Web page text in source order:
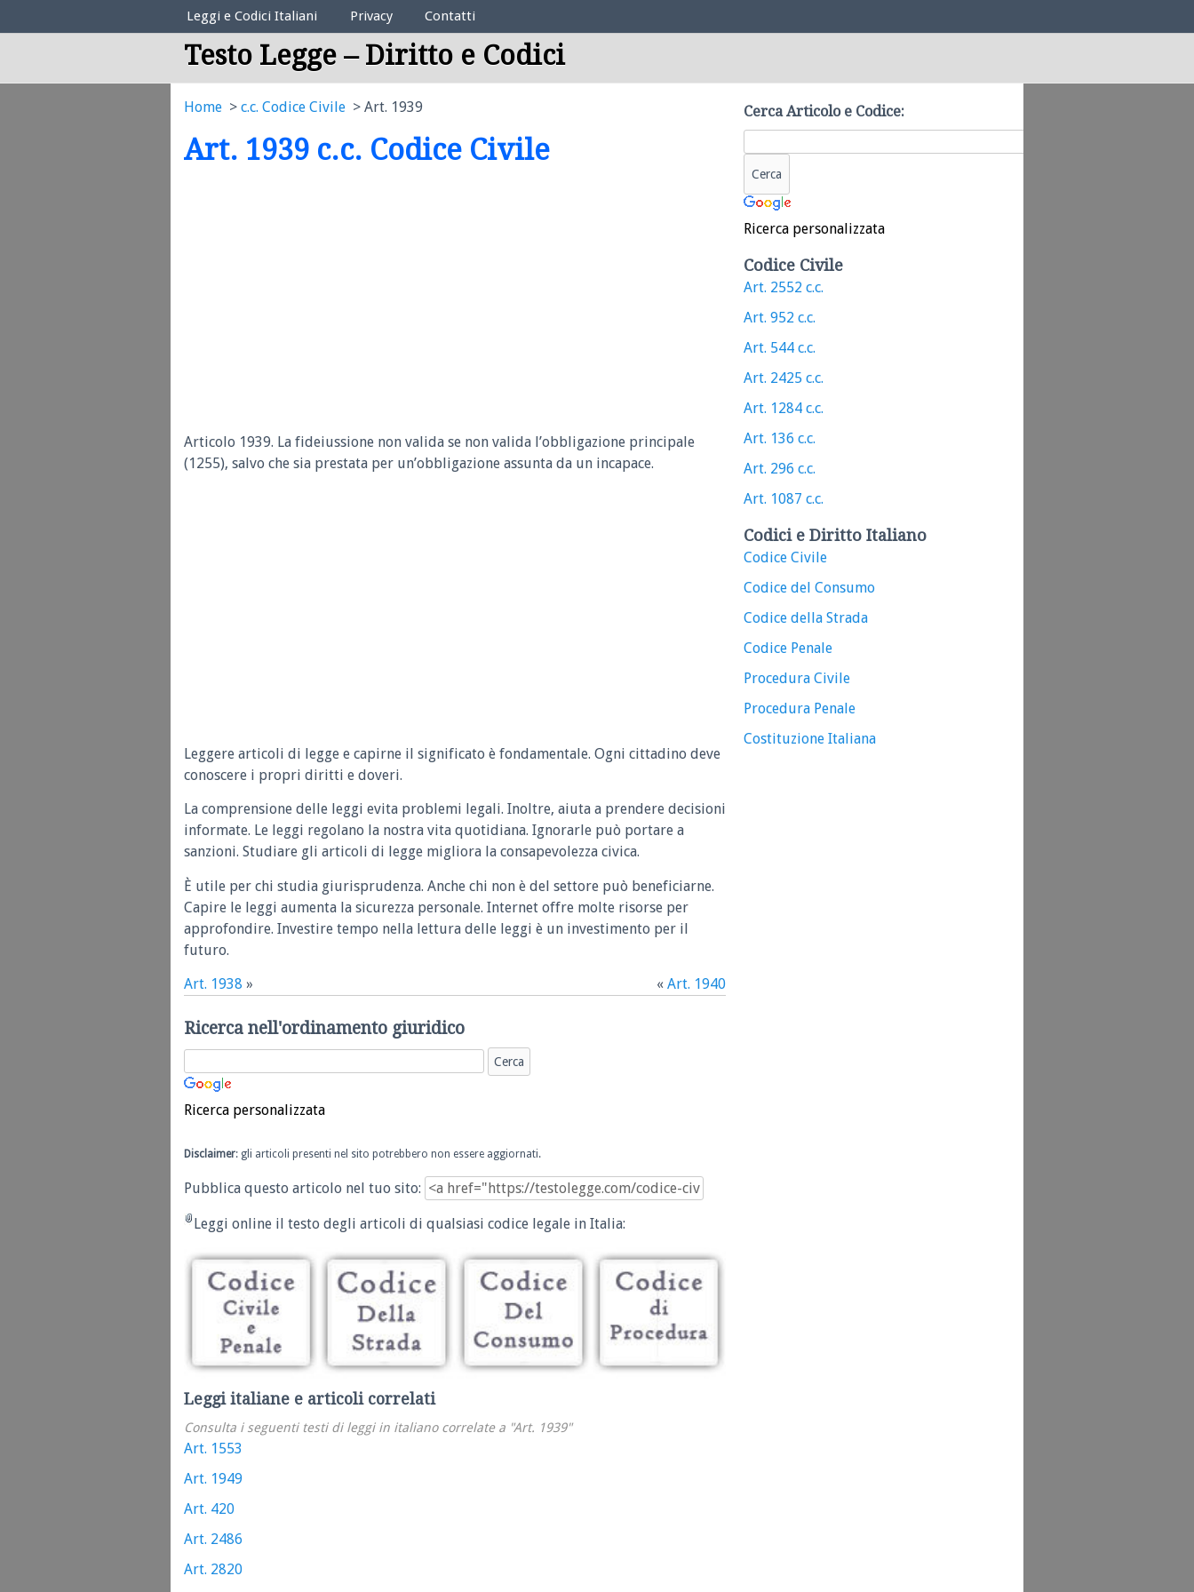
Elenco Codici Legali
Leggi e Codici Italiani Privacy Contatti
Testo Legge – Diritto e Codici
Home c.c. Codice Civile Art. 1939
Art. 1939 c.c. Codice Civile
Articolo 1939. La fideiussione non valida se non valida l’obbligazione principale
(1255), salvo che sia prestata per un’obbligazione assunta da un incapace.
Leggere articoli di legge e capirne il significato è fondamentale. Ogni cittadino deve
conoscere i propri diritti e doveri.
La comprensione delle leggi evita problemi legali. Inoltre, aiuta a prendere decisioni
informate. Le leggi regolano la nostra vita quotidiana. Ignorarle può portare a
sanzioni. Studiare gli articoli di legge migliora la consapevolezza civica.
È utile per chi studia giurisprudenza. Anche chi non è del settore può beneficiarne.
Capire le leggi aumenta la sicurezza personale. Internet offre molte risorse per
approfondire. Investire tempo nella lettura delle leggi è un investimento per il
futuro.
Art. 1938 » « Art. 1940
Ricerca nell'ordinamento giuridico
Ricerca personalizzata
Disclaimer: gli articoli presenti nel sito potrebbero non essere aggiornati.
Pubblica questo articolo nel tuo sito:
Leggi online il testo degli articoli di qualsiasi codice legale in Italia:
Leggi italiane e articoli correlati
Consulta i seguenti testi di leggi in italiano correlate a "Art. 1939"
Art. 1553
Art. 1949
Art. 420
Art. 2486
Art. 2820
Cerca Articolo e Codice:
Ricerca personalizzata
Codice Civile
Art. 2552 c.c.
Art. 952 c.c.
Art. 544 c.c.
Art. 2425 c.c.
Art. 1284 c.c.
Art. 136 c.c.
Art. 296 c.c.
Art. 1087 c.c.
Codici e Diritto Italiano
Codice Civile
Codice del Consumo
Codice della Strada
Codice Penale
Procedura Civile
Procedura Penale
Costituzione Italiana